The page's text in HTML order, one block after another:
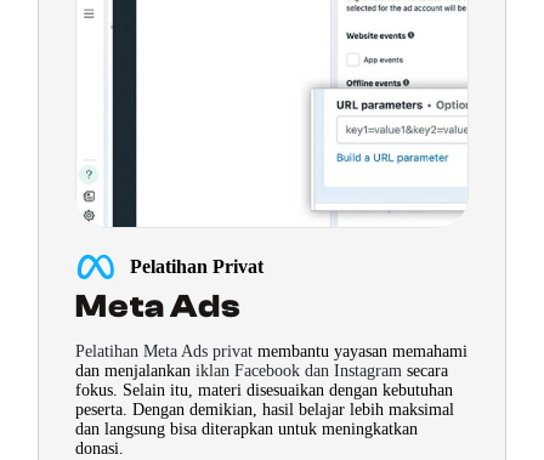
Pelatihan Privat
Meta Ads
Pelatihan Meta Ads privat membantu yayasan memahami
dan menjalankaniklan Facebook dan Instagram secara
fokus. Selain itu, materi disesuaikan dengan kebutuhan
peserta. Dengan demikian, hasil belajar lebih maksimal
dan langsung bisa diterapkan untuk meningkatkan
donasi.